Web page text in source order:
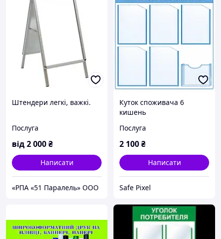
Штендери легкі, важкі.
Послуга
від2 000₴
Написати
«РПА «51 Паралель» ООО
Куток споживача 6
кишень
Послуга
2 100₴
Написати
Safe Pixel